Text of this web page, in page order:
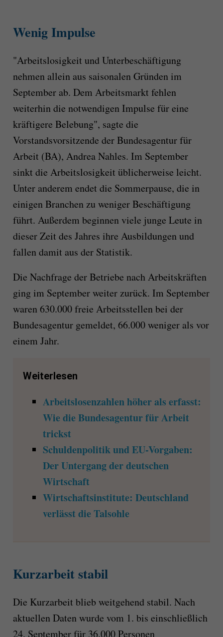
Wenig Impulse
"Arbeitslosigkeit und Unterbeschäftigung
nehmen allein aus saisonalen Gründen im
September ab. Dem Arbeitsmarkt fehlen
weiterhin die notwendigen Impulse für eine
kräftigere Belebung", sagte die
Vorstandsvorsitzende der Bundesagentur für
Arbeit (BA), Andrea Nahles. Im September
sinkt die Arbeitslosigkeit üblicherweise leicht.
Unter anderem endet die Sommerpause, die in
einigen Branchen zu weniger Beschäftigung
führt. Außerdem beginnen viele junge Leute in
dieser Zeit des Jahres ihre Ausbildungen und
fallen damit aus der Statistik.
Die Nachfrage der Betriebe nach Arbeitskräften
ging im September weiter zurück. Im September
waren 630.000 freie Arbeitsstellen bei der
Bundesagentur gemeldet, 66.000 weniger als vor
einem Jahr.
Weiterlesen
Arbeitslosenzahlen höher als erfasst:
Wie die Bundesagentur für Arbeit
trickst
Schuldenpolitik und EU-Vorgaben:
Der Untergang der deutschen
Wirtschaft
Wirtschaftsinstitute: Deutschland
verlässt die Talsohle
Kurzarbeit stabil
Die Kurzarbeit blieb weitgehend stabil. Nach
aktuellen Daten wurde vom 1. bis einschließlich
24. September für 36.000 Personen